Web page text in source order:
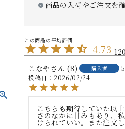
商品の入荷やご注文を
4.73
こなや
8 購入者
投稿日
2026/02/24
こちらも期待していた以
さのなかに甘みもあり、
けられていい。また注文